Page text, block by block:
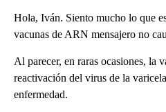
Hola, Iván. Siento mucho lo que
vacunas de ARN mensajero no
Al parecer, en raras ocasiones, la
reactivación del virus de la
enfermedad.